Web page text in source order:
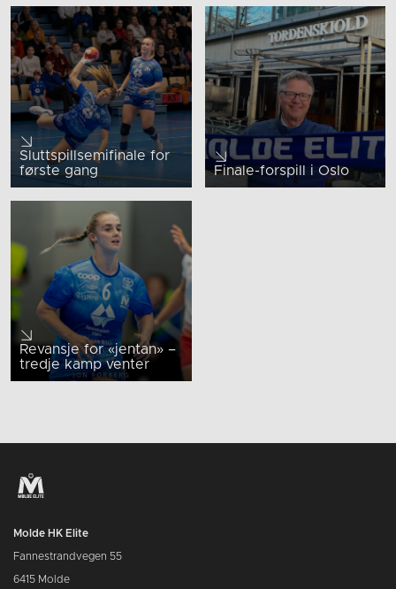
Sluttspillsemifinale for
første gang
Finale-forspill i Oslo
Revansje for «jentan» –
tredje kamp venter
Molde HK Elite
Fannestrandvegen 55
6415 Molde